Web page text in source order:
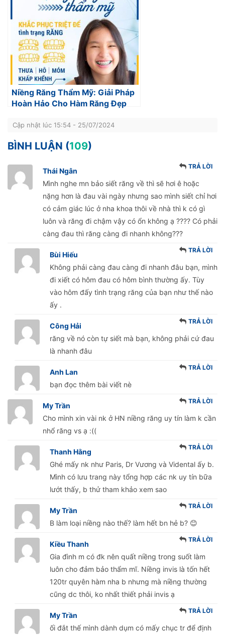
Niềng Răng Thẩm Mỹ: Giải Pháp
Hoàn Hảo Cho Hàm Răng Đẹp
Cập nhật lúc 15:54 - 25/07/2024
BÌNH LUẬN (109)
Thái Ngân
TRẢ LỜI
Mình nghe mn bảo siết răng về thì sẽ hơi ê hoặc
nặng hơn là đau vài ngày nhưng sao mình siết chỉ hơi
có cảm giác lúc ở nha khoa thôi về nhà thì k có gì
luôn và răng đi chậm vậy có ổn không ạ ???? Có phải
càng đau thì răng càng đi nhanh không???
Bùi Hiếu
TRẢ LỜI
Không phải càng đau càng đi nhanh đâu bạn, mình
đi xiết có hôm đau có hôm bình thường ấy. Tùy
vào hôm đấy tình trạng răng của bạn như thế nào
ấy .
Công Hải
TRẢ LỜI
răng về nó còn tự siết mà bạn, không phải cứ đau
là nhanh đâu
Anh Lan
TRẢ LỜI
bạn đọc thêm bài viết nè
My Trần
TRẢ LỜI
Cho mình xin vài nk ở HN niềng răng uy tín làm k cần
nhổ răng vs ạ :((
Thanh Hằng
TRẢ LỜI
Ghé mấy nk như Paris, Dr Vương và Vidental ấy b.
Mình có lưu trang này tổng hợp các nk uy tín bữa
lướt thấy, b thử tham khảo xem sao
My Trần
TRẢ LỜI
B làm loại niềng nào thế? làm hết bn hẻ b? 😊
Kiều Thanh
TRẢ LỜI
Gia đình m có đk nên quất niềng trong suốt làm
luôn cho đảm bảo thẩm mĩ. Niềng invis là tốn hết
120tr quyên hàm nha b nhưng mà niềng thường
cũng dc thôi, ko nhất thiết phải invis ạ
My Trần
TRẢ LỜI
ối đắt thế mình dành dụm có mấy chục tr để định